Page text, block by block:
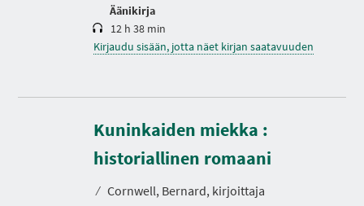
Äänikirja
12 h 38 min
Kirjaudu sisään, jotta näet kirjan saatavuuden
Kuninkaiden miekka :
historiallinen romaani
⁄ Cornwell, Bernard, kirjoittaja
K
e
s
t